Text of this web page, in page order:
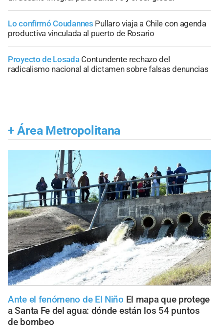
Lo confirmó Coudannes Pullaro viaja a Chile con agenda
productiva vinculada al puerto de Rosario
Proyecto de Losada Contundente rechazo del
radicalismo nacional al dictamen sobre falsas denuncias
+ Área Metropolitana
Ante el fenómeno de El Niño El mapa que protege
a Santa Fe del agua: dónde están los 54 puntos
de bombeo